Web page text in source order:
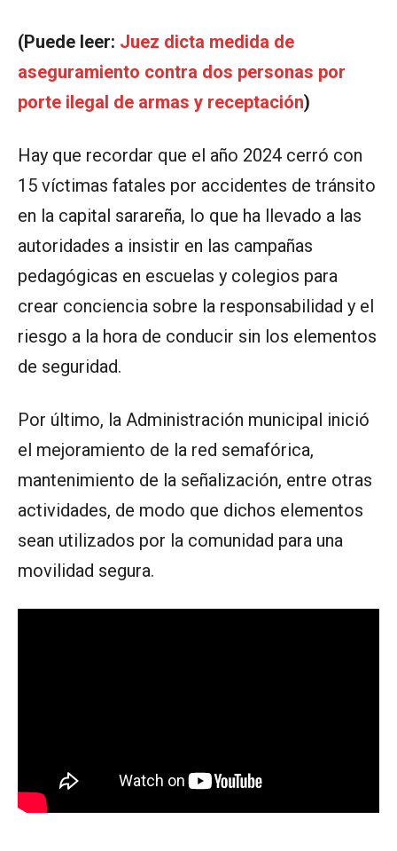
(Puede leer: Juez dicta medida de
aseguramiento contra dos personas por
porte ilegal de armas y receptación)
Hay que recordar que el año 2024 cerró con
15 víctimas fatales por accidentes de tránsito
en la capital sarareña, lo que ha llevado a las
autoridades a insistir en las campañas
pedagógicas en escuelas y colegios para
crear conciencia sobre la responsabilidad y el
riesgo a la hora de conducir sin los elementos
de seguridad.
Por último, la Administración municipal inició
el mejoramiento de la red semafórica,
mantenimiento de la señalización, entre otras
actividades, de modo que dichos elementos
sean utilizados por la comunidad para una
movilidad segura.